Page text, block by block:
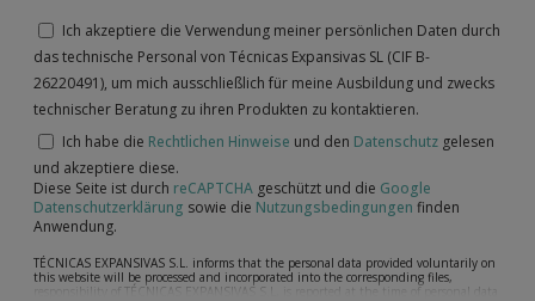
Ich akzeptiere die Verwendung meiner persönlichen Daten durch
das technische Personal von Técnicas Expansivas SL (CIF B-
26220491), um mich ausschließlich für meine Ausbildung und zwecks
technischer Beratung zu ihren Produkten zu kontaktieren.
Ich habe die Rechtlichen Hinweise und den Datenschutz gelesen
und akzeptiere diese.
Diese Seite ist durch reCAPTCHA geschützt und die Google
Datenschutzerklärung sowie die Nutzungsbedingungen finden
Anwendung.
TÉCNICAS EXPANSIVAS S.L. informs that the personal data provided voluntarily on
this website will be processed and incorporated into the corresponding files,
responsibility of TÉCNICAS EXPANSIVAS S.L, is reported at the time of personal data